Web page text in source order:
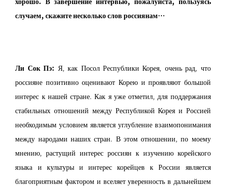
случаем, скажите несколько слов россиянам…
Ли Сок Пэ: Я, как Посол Республики Корея, очень рад, что
россияне позитивно оценивают Корею и проявляют большой
интерес к нашей стране. Как я уже отметил, для поддержания
стабильных отношений между Республикой Корея и Россией
необходимым условием является углубление взаимопонимания
между народами наших стран. В этом отношении, по моему
мнению, растущий интерес россиян к изучению корейского
языка и культуры и интерес корейцев к России является
благоприятным фактором и вселяет уверенность в дальнейшем